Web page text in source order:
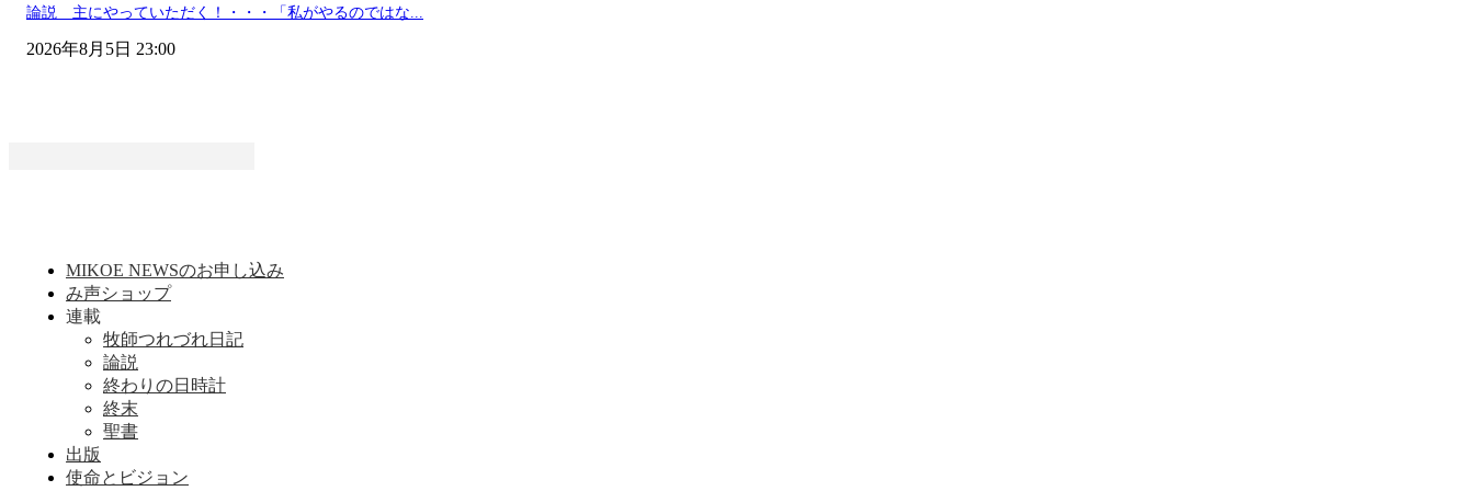
論説 主にやっていただく！・・・「私がやるのではな...
2026年8月5日 23:00
MIKOE NEWSのお申し込み
み声ショップ
連載
牧師つれづれ日記
論説
終わりの日時計
終末
聖書
出版
使命とビジョン